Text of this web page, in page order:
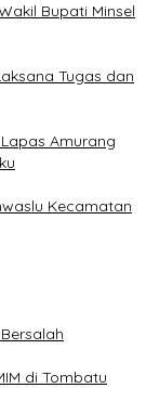
Bupati Minsel
Tugas dan
Amurang
Kecamatan
di Tombatu